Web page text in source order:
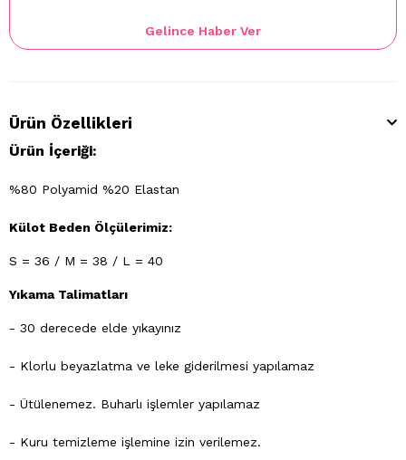
Gelince Haber Ver
Ürün Özellikleri
Ürün İçeriği:
%80 Polyamid %20 Elastan
Külot Beden Ölçülerimiz:
S = 36 / M = 38 / L = 40
Yıkama Talimatları
- 30 derecede elde yıkayınız
- Klorlu beyazlatma ve leke giderilmesi yapılamaz
- Ütülenemez. Buharlı işlemler yapılamaz
- Kuru temizleme işlemine izin verilemez.